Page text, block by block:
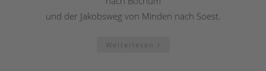
und der Jakobsweg von Minden nach Soest.
Weiterlesen